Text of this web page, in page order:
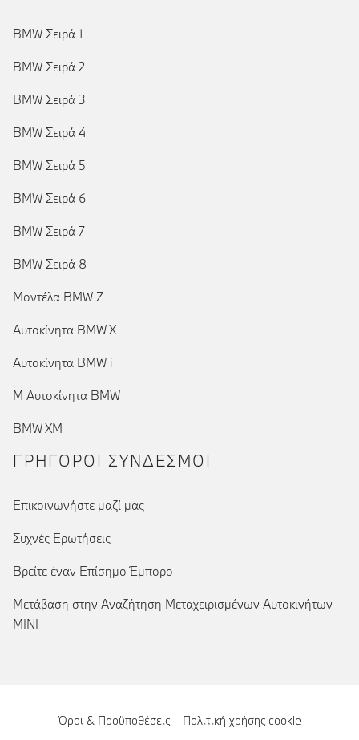
BMW Σειρά 1
BMW Σειρά 2
BMW Σειρά 3
BMW Σειρά 4
BMW Σειρά 5
BMW Σειρά 6
BMW Σειρά 7
BMW Σειρά 8
Μοντέλα BMW Z
Αυτοκίνητα BMW X
Αυτοκίνητα BMW i
Μ Αυτοκίνητα BMW
BMW XM
ΓΡΉΓΟΡΟΙ ΣΎΝΔΕΣΜΟΙ
Επικοινωνήστε μαζί μας
Συχνές Ερωτήσεις
Βρείτε έναν Επίσημο Έμπορο
Μετάβαση στην Αναζήτηση Μεταχειρισμένων Αυτοκινήτων
MINI
Όροι & Προϋποθέσεις Πολιτική χρήσης cookie